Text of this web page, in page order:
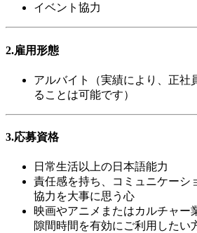
イベント協力
2.雇用形態
アルバイト（実績により、正社
ることは可能です）
3.応募資格
日常生活以上の日本語能力
責任感を持ち、コミュニケーシ
協力を大事に思う心
映画やアニメまたはカルチャー
隙間時間を有効にご利用したい